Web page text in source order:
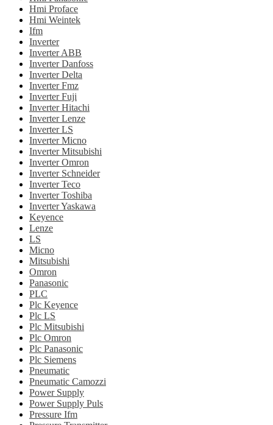
Hmi Proface
Hmi Weintek
Ifm
Inverter
Inverter ABB
Inverter Danfoss
Inverter Delta
Inverter Fmz
Inverter Fuji
Inverter Hitachi
Inverter Lenze
Inverter LS
Inverter Micno
Inverter Mitsubishi
Inverter Omron
Inverter Schneider
Inverter Teco
Inverter Toshiba
Inverter Yaskawa
Keyence
Lenze
LS
Micno
Mitsubishi
Omron
Panasonic
PLC
Plc Keyence
Plc LS
Plc Mitsubishi
Plc Omron
Plc Panasonic
Plc Siemens
Pneumatic
Pneumatic Camozzi
Power Supply
Power Supply Puls
Pressure Ifm